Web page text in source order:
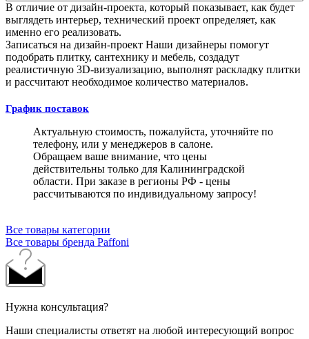
В отличие от дизайн-проекта, который показывает, как будет
выглядеть интерьер, технический проект определяет, как
именно его реализовать.
Записаться на дизайн-проект Наши дизайнеры помогут
подобрать плитку, сантехнику и мебель, создадут
реалистичную 3D-визуализацию, выполнят раскладку плитки
и рассчитают необходимое количество материалов.
График поставок
Актуальную стоимость, пожалуйста, уточняйте по
телефону, или у менеджеров в салоне.
Обращаем ваше внимание, что цены
действительны только для Калининградской
области. При заказе в регионы РФ - цены
рассчитываются по индивидуальному запросу!
Все товары категории
Все товары бренда Paffoni
Нужна консультация?
Наши специалисты ответят на любой интересующий вопрос